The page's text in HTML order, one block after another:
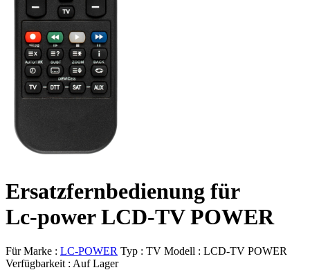
Ersatzfernbedienung für
Lc-power LCD-TV POWER
Für Marke : LC-POWER Typ : TV Modell : LCD-TV POWER
Verfügbarkeit : Auf Lager